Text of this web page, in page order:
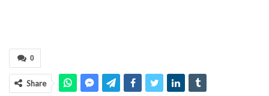
0
Share